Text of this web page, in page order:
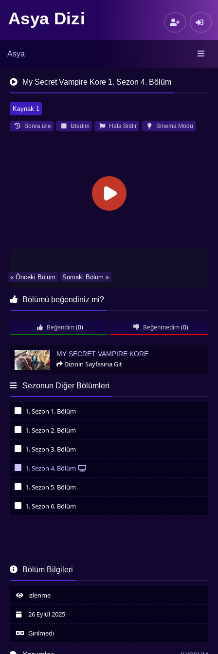
Asya Dizi
Asya
My Secret Vampire Kore 1. Sezon 4. Bölüm
Kaynak 1
Sonra izle İzledim Hata Bildir Sinema Modu
Sonraki Bölüm »
« Önceki Bölüm
Bölümü beğendiniz mi?
Beğendim (0) Beğenmedim (0)
My Secret Vampire Kore
MY SECRET VAMPIRE KORE
Dizinin Sayfasına Git
Sezonun Diğer Bölümleri
1. Sezon 1. Bölüm
1. Sezon 2. Bölüm
1. Sezon 3. Bölüm
1. Sezon 4. Bölüm
1. Sezon 5. Bölüm
1. Sezon 6. Bölüm
Bölüm Bilgileri
izlenme
26 Eylül 2025
Girilmedi